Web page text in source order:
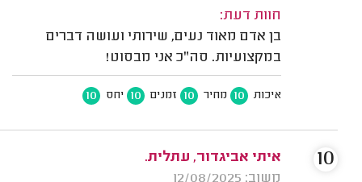
חוות דעת:
בן אדם מאוד נעים, שירותי ועושה דברים
במקצועיות. סה"כ אני מבסוט!
איכות 10 מחיר 10 זמנים 10 יחס 10
איתי אביגדור, עתלית.
10